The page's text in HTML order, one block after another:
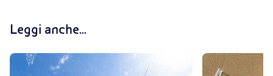
Leggi anche...